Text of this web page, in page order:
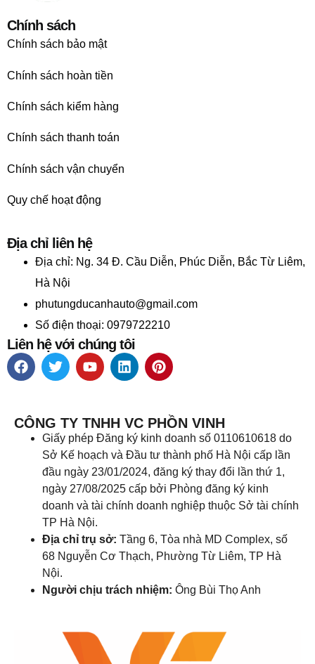
Chính sách
Chính sách bảo mật
Chính sách hoàn tiền
Chính sách kiểm hàng
Chính sách thanh toán
Chính sách vận chuyển
Quy chế hoạt động
Địa chỉ liên hệ
Địa chỉ: Ng. 34 Đ. Cầu Diễn, Phúc Diễn, Bắc Từ Liêm,
Hà Nội
phutungducanhauto@gmail.com
Số điện thoại: 0979722210
Liên hệ với chúng tôi
CÔNG TY TNHH VC PHỒN VINH
Giấy phép Đăng ký kinh doanh số 0110610618 do
Sở Kế hoạch và Đầu tư thành phố Hà Nội cấp lần
đầu ngày 23/01/2024, đăng ký thay đổi lần thứ 1,
ngày 27/08/2025 cấp bởi Phòng đăng ký kinh
doanh và tài chính doanh nghiệp thuộc Sở tài chính
TP Hà Nội.
Địa chỉ trụ sở: Tầng 6, Tòa nhà MD Complex, số
68 Nguyễn Cơ Thạch, Phường Từ Liêm, TP Hà
Nội.
Người chịu trách nhiệm: Ông Bùi Thọ Anh